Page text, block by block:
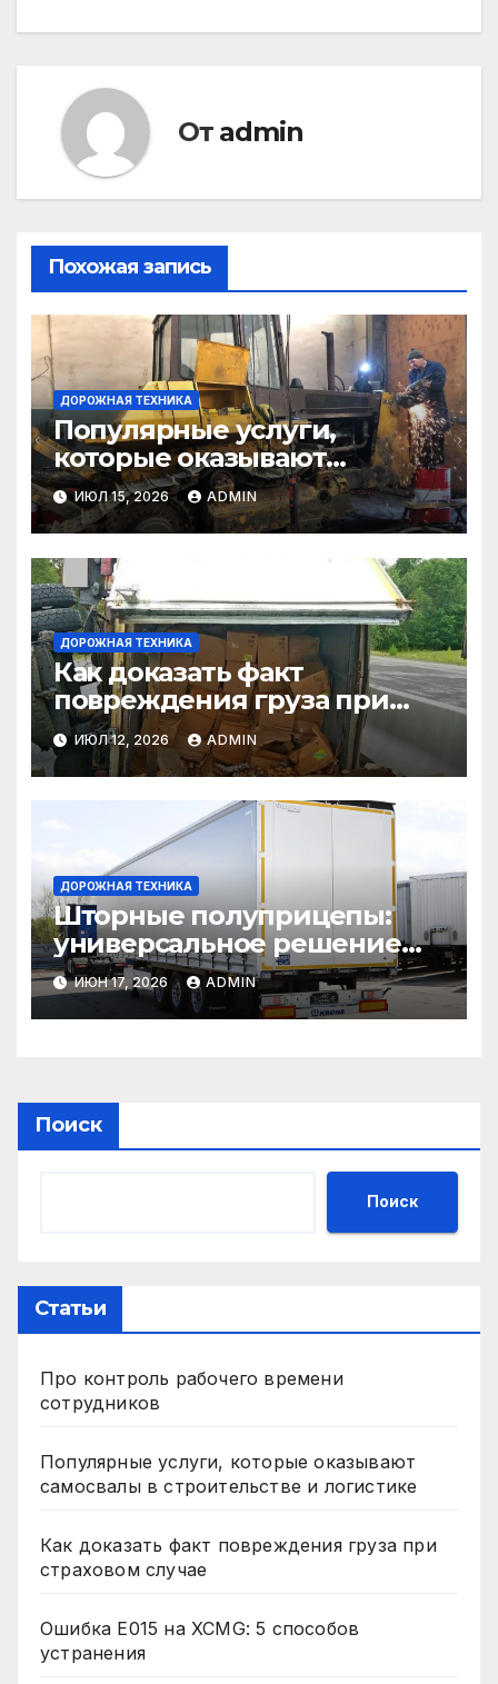
От admin
Похожая запись
ДОРОЖНАЯ ТЕХНИКА
Популярные услуги,
которые оказывают
самосвалы в строительстве
и логистике
ИЮЛ 15, 2026 ADMIN
ДОРОЖНАЯ ТЕХНИКА
Как доказать факт
повреждения груза при
страховом случае
ИЮЛ 12, 2026 ADMIN
ДОРОЖНАЯ ТЕХНИКА
Шторные полуприцепы:
универсальное решение
для перевозки грузов
ИЮН 17, 2026 ADMIN
Поиск
Поиск
Статьи
Про контроль рабочего времени
сотрудников
Популярные услуги, которые оказывают
самосвалы в строительстве и логистике
Как доказать факт повреждения груза при
страховом случае
Ошибка E015 на XCMG: 5 способов
устранения